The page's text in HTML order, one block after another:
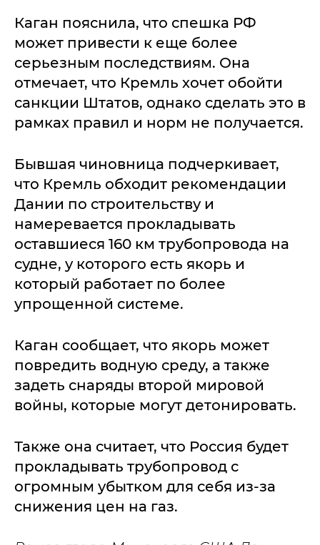
Каган пояснила, что спешка РФ
может привести к еще более
серьезным последствиям. Она
отмечает, что Кремль хочет обойти
санкции Штатов, однако сделать это в
рамках правил и норм не получается.
Бывшая чиновница подчеркивает,
что Кремль обходит рекомендации
Дании по строительству и
намеревается прокладывать
оставшиеся 160 км трубопровода на
судне, у которого есть якорь и
который работает по более
упрощенной системе.
Каган сообщает, что якорь может
повредить водную среду, а также
задеть снаряды второй мировой
войны, которые могут детонировать.
Также она считает, что Россия будет
прокладывать трубопровод с
огромным убытком для себя из-за
снижения цен на газ.